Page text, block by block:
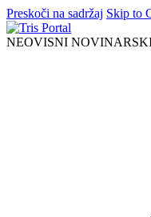
Preskoči na sadržaj Skip to
NEOVISNI